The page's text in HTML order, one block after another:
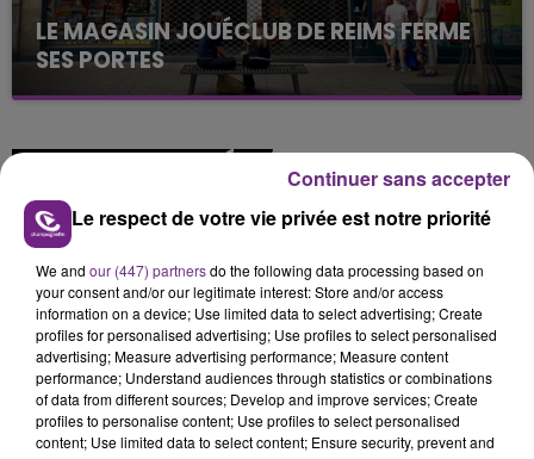
LE MAGASIN JOUÉCLUB DE REIMS FERME
SES PORTES
C'était l'une des institutions du centre-ville
fermer ses portes.
TITRES DIFFUSÉS
20h05
20h05
Le respect de votre vie privée est notre priorité
We and our (447) partnersdo the following data processing based on
your consent and/or our legitimate interest: Store and/or access
information on a device; Use limited data to select advertising; Create
profiles for personalised advertising; Use profiles to select personalised
advertising; Measure advertising performance; Measure content
performance; Understand audiences through statistics or combinations
of data from different sources; Develop and improve services; Create
profiles to personalise content; Use profiles to select personalised
content; Use limited data to select content; Ensure security, prevent and
Continuer sans accepter